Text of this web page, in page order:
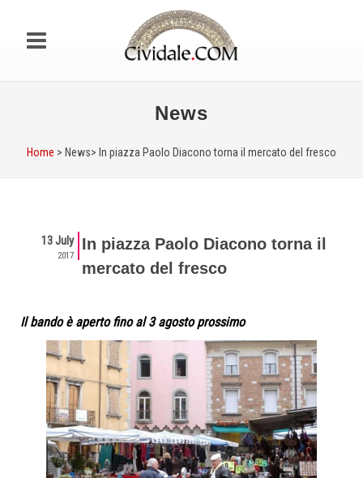
News
Home > News> In piazza Paolo Diacono torna il mercato del fresco
13 July
2017
In piazza Paolo Diacono torna il
mercato del fresco
Il bando è aperto fino al 3 agosto prossimo